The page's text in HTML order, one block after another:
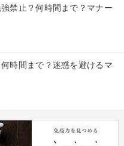
禁止？何時間まで？マナー
時間まで？迷惑を避けるマ